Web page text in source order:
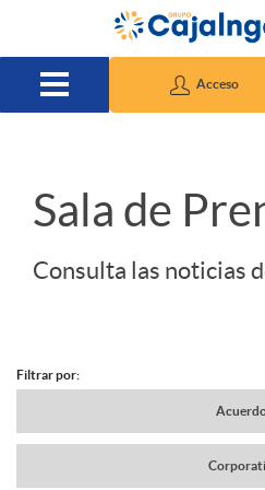
Saltar al contenido principal
Acceso
S
Sala de
Consulta las noticias
N
Filtrar por: